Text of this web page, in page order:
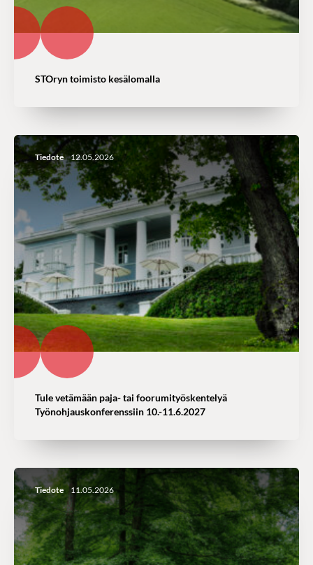
STOryn toimisto kesälomalla
Tiedote 12.05.2026
Tule vetämään paja- tai foorumityöskentelyä
Työnohjauskonferenssiin 10.-11.6.2027
Tiedote 11.05.2026